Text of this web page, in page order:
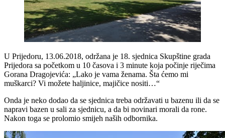
U Prijedoru, 13.06.2018, održana je 18. sjednica Skupštine grada
Prijedora sa početkom u 10 časova i 3 minute koja počinje riječima
Gorana Dragojevića: „Lako je vama ženama. Šta ćemo mi
muškarci? Vi možete haljinice, majičice nositi…“
Onda je neko dodao da se sjednica treba održavati u bazenu ili da se
napravi bazen u sali za sjednicu, a da bi novinari morali da rone.
Nakon toga se prolomio smijeh naših odbornika.